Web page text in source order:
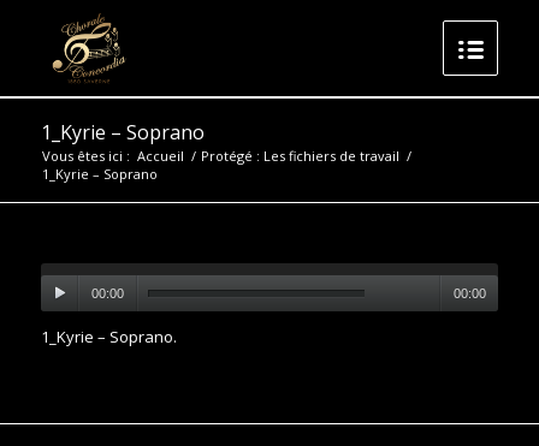
1_Kyrie – Soprano
Vous êtes ici : Accueil / Protégé : Les fichiers de travail /
1_Kyrie – Soprano
00:00 00:00
1_Kyrie – Soprano.